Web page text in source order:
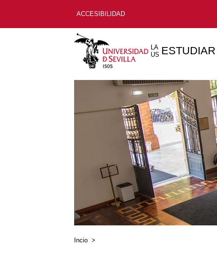
ACCESIBILIDAD
LA
US ESTUDIAR
Incio >